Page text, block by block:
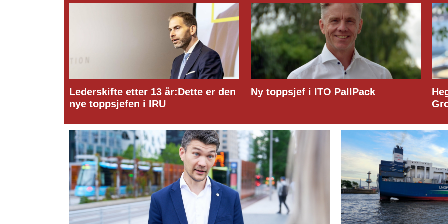
Lederskifte etter 13 år:Dette er den
nye toppsjefen i IRU
Ny toppsjef i ITO PallPack